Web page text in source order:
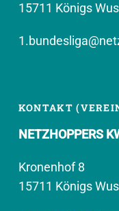
15711 Königs
KONTAKT
NETZHOPPERS
Kronenhof 8
15711 Königs